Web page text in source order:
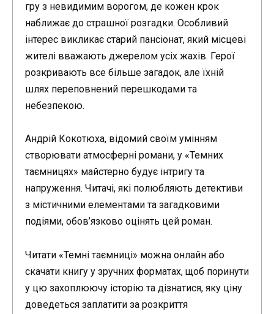
гру з невидимим ворогом, де кожен крок
наближає до страшної розгадки. Особливий
інтерес викликає старий пансіонат, який місцеві
жителі вважають джерелом усіх жахів. Герої
розкривають все більше загадок, але їхній
шлях переповнений перешкодами та
небезпекою.
Андрій Кокотюха, відомий своїм умінням
створювати атмосферні романи, у «Темних
таємницях» майстерно будує інтригу та
напруження. Читачі, які полюбляють детективи
з містичними елементами та загадковими
подіями, обов’язково оцінять цей роман.
Читати «Темні таємниці» можна онлайн або
скачати книгу у зручних форматах, щоб поринути
у цю захоплюючу історію та дізнатися, яку ціну
доведеться заплатити за розкриття